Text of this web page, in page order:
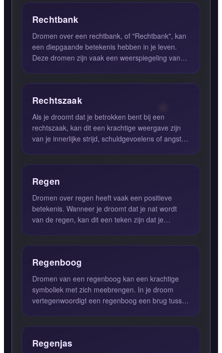
Rechtbank
Dromen over een rechtbank, of "Rechtbank", kan
een diepgaande betekenis hebben in je leven.
Deze dromen zijn vaak een weerspiegeling van
Rechtszaak
Als je droomt dat je betrokken bent bij een
rechtszaak, kan dit een krachtige weergave zijn
van je innerlijke strijd, schuldgevoelens of angst
Regen
Dromen over regen heeft vaak een positieve
betekenis. Wanneer je droomt dat je nat wordt
van de regen, kan dit een teken zijn dat je
Regenboog
Dromen van een regenboog kan een krachtige
symboliek met zich meebrengen. In je droom
vertegenwoordigt een regenboog een brug tussen
Regenjas